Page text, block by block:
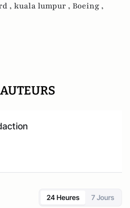
, kuala lumpur , Boeing ,
24 Heures 7 Jours